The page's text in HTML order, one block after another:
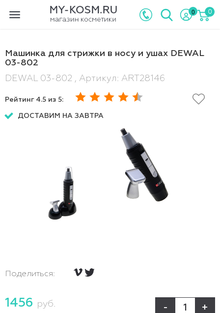
Toggle
0 0
Машинка для стрижки в носу и ушах DEWAL
03-802
DEWAL 03-802 , Артикул: ART28146
Рейтинг 4.5 из 5:
ДОСТАВИМ НА ЗАВТРА
Поделиться:
1456 руб. - +